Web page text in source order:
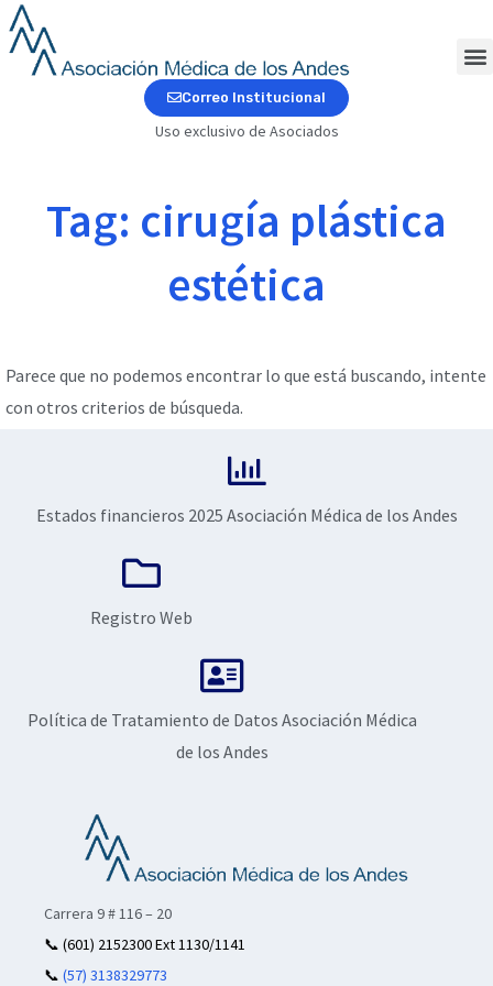
al
contenido
Correo Institucional
Uso exclusivo de Asociados
Tag: cirugía plástica
estética
Parece que no podemos encontrar lo que está buscando, intente
con otros criterios de búsqueda.
Estados financieros 2025 Asociación Médica de los Andes
Registro Web
Política de Tratamiento de Datos Asociación Médica
de los Andes
Carrera 9 # 116 – 20
📞 (601) 2152300 Ext 1130/1141
📞 (57) 3138329773